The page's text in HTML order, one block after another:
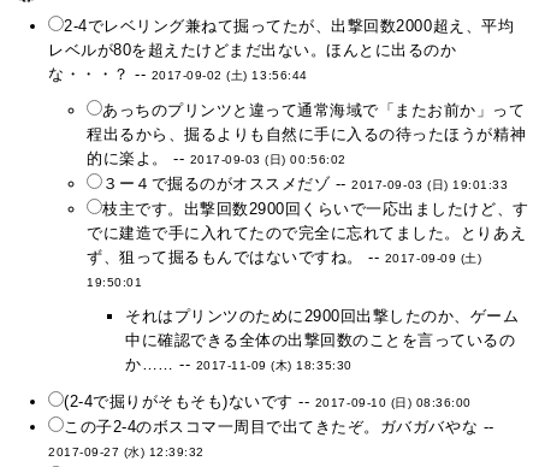
2-4でレベリング兼ねて掘ってたが、出撃回数2000超え、平均
レベルが80を超えたけどまだ出ない。ほんとに出るのか
な・・・？ -- 2017-09-02 (土) 13:56:44
あっちのプリンツと違って通常海域で「またお前か」って
程出るから、掘るよりも自然に手に入るの待ったほうが精神
的に楽よ。 -- 2017-09-03 (日) 00:56:02
３ー４で掘るのがオススメだゾ --2017-09-03 (日) 19:01:33
枝主です。出撃回数2900回くらいで一応出ましたけど、す
でに建造で手に入れてたので完全に忘れてました。とりあえ
ず、狙って掘るもんではないですね。 -- 2017-09-09 (土)
19:50:01
それはプリンツのために2900回出撃したのか、ゲーム
中に確認できる全体の出撃回数のことを言っているの
か…… -- 2017-11-09 (木) 18:35:30
(2-4で掘りがそもそも)ないです -- 2017-09-10 (日) 08:36:00
この子2-4のボスコマ一周目で出てきたぞ。ガバガバやな --
2017-09-27 (水) 12:39:32